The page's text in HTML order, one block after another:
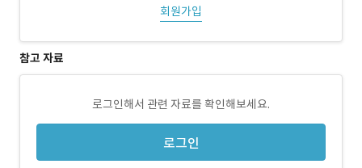
회원가입
참고 자료
로그인해서 관련 자료를 확인해보세요.
로그인